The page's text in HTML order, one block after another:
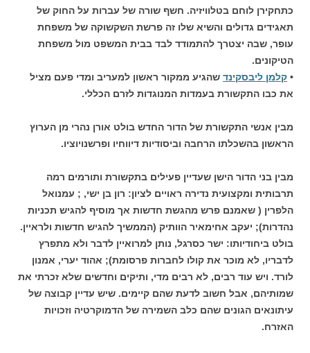
כתחקירן לוחם בטלוויזיה. חשף שורה של עברות על החוק של
תאגידים גדולים והשיא שלו זה פרשת השקשוקה של משפחת
עופר, שבה יצטרך להתמודד לבד בבית המשפט מול משפחת
הטיקונים.
• קלמן ליבסקינד שהגיע ממקור ראשון למעריב ומדי פעם מציל
את כבו התקשורת בעמדות המנוגדות לזרם הכללי.
מבין אנשי התקשורת של הדור החדש בולט אורן נהרי מן הערוץ
הראשון בהשכלתו הרחבה וביסודיות דיווחיו ופרשנויוציו.
מבין בני הדור הישן שעדיין פעילים בתקשורת ותורמים רמה
תרבותית ומקצועית נדירה ראויים לציון: רון בן ישי, ; עמנואל
הלפרין ( שאמנם פרש מהגשת חדשות אך מוסיף להגיש תכניות
נהדרות); יעקב אחימאיר הוותיק (הממשיך להגיש חדשות ולראיין.
בולט ביחודיותו: ישר כסרגל, נותן למרואיין לדבר ולא מתפרץ
לדבריו, לא מוכר את קולו לחברות פרסומת); אהוד יערי, אמנון
לורד. ויש עוד רבים, לא רבים מדי, ותיקים וחדשים שלא זכרתי את
שמותיהם, אבל חשוב לדעת שהם קיימים. שיש עדיין קבוצה של
עיתונאים הגונים שהם כלב השמירה של הדמוקרטיה וזכויות
האזרח.